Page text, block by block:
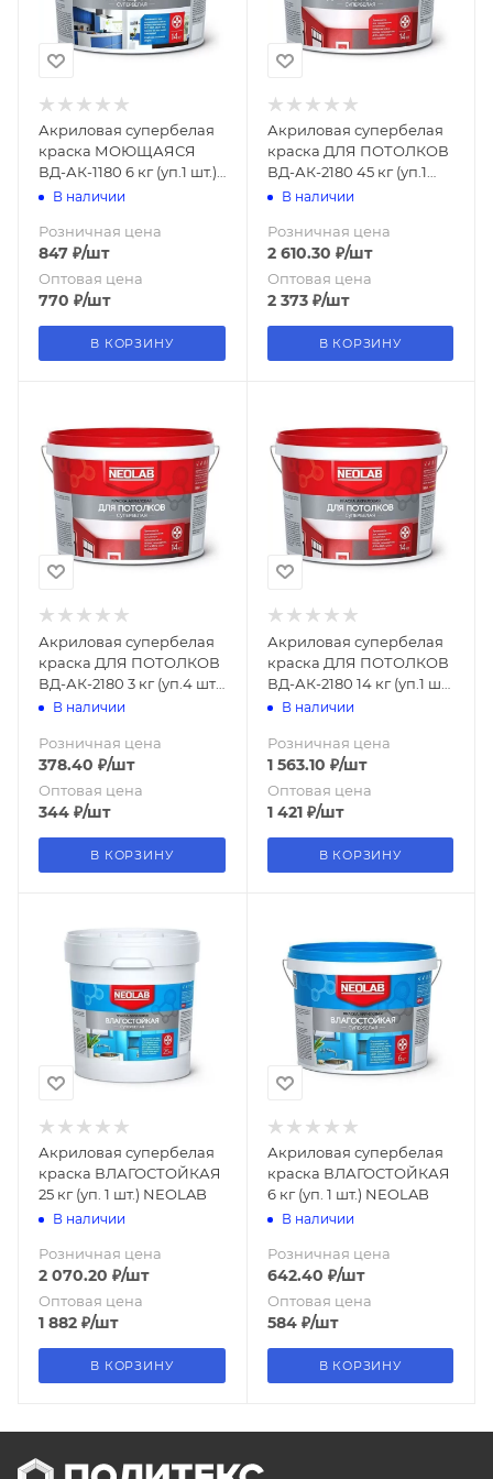
Акриловая супербелая
краска МОЮЩАЯСЯ
ВД-АК-1180 6 кг (уп.1 шт.)
NEOLAB
В наличии
Розничная цена
847 ₽/шт
Оптовая цена
770 ₽/шт
В КОРЗИНУ
Акриловая супербелая
краска ДЛЯ ПОТОЛКОВ
ВД-АК-2180 45 кг (уп.1
шт.) NEOLAB
В наличии
Розничная цена
2 610.30 ₽/шт
Оптовая цена
2 373₽/шт
В КОРЗИНУ
Акриловая супербелая
краска ДЛЯ ПОТОЛКОВ
ВД-АК-2180 3 кг (уп.4 шт.)
NEOLAB
В наличии
Розничная цена
378.40 ₽/шт
Оптовая цена
344 ₽/шт
В КОРЗИНУ
Акриловая супербелая
краска ДЛЯ ПОТОЛКОВ
ВД-АК-2180 14 кг (уп.1 шт.)
NEOLAB
В наличии
Розничная цена
1 563.10 ₽/шт
Оптовая цена
1 421₽/шт
В КОРЗИНУ
Акриловая супербелая
краска ВЛАГОСТОЙКАЯ
25 кг (уп. 1 шт.) NEOLAB
В наличии
Розничная цена
2 070.20 ₽/шт
Оптовая цена
1 882 ₽/шт
В КОРЗИНУ
Акриловая супербелая
краска ВЛАГОСТОЙКАЯ
6 кг (уп. 1 шт.) NEOLAB
В наличии
Розничная цена
642.40 ₽/шт
Оптовая цена
584₽/шт
В КОРЗИНУ